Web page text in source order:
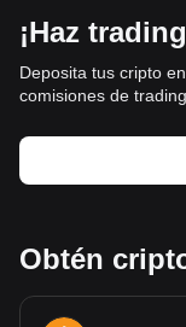
¡Haz
Deposita tus cripto
comisiones de trading.
Obtén